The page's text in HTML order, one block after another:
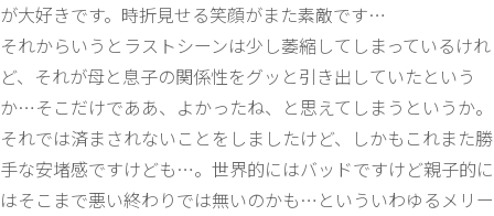
が大好きです。時折見せる笑顔がまた素敵です…
それからいうとラストシーンは少し萎縮してしまっているけれ
ど、それが母と息子の関係性をグッと引き出していたという
か…そこだけでああ、よかったね、と思えてしまうというか。
それでは済まされないことをしましたけど、しかもこれまた勝
手な安堵感ですけども…。世界的にはバッドですけど親子的に
はそこまで悪い終わりでは無いのかも…といういわゆるメリー